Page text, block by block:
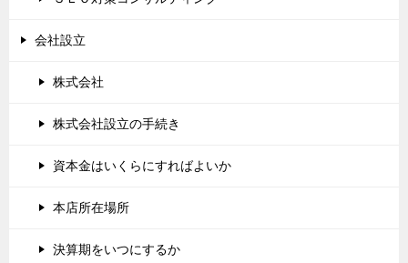
会社設立
株式会社
株式会社設立の手続き
資本金はいくらにすればよいか
本店所在場所
決算期をいつにするか